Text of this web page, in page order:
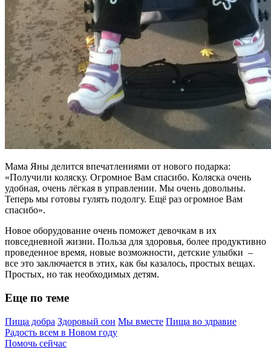
Мама Яны делится впечатлениями от нового подарка:
«Получили коляску. Огромное Вам спасибо. Коляска очень
удобная, очень лёгкая в управлении. Мы очень довольны.
Теперь мы готовы гулять подолгу. Ещё раз огромное Вам
спасибо».
Новое оборудование очень поможет девочкам в их
повседневной жизни. Польза для здоровья, более продуктивно
проведенное время, новые возможности, детские улыбки –
все это заключается в этих, как бы казалось, простых вещах.
Простых, но так необходимых детям.
Еще по теме
Пища добра Здоровый сон Мы вместе Пища во здравие
Радость всем в Новом году
Помочь сейчас